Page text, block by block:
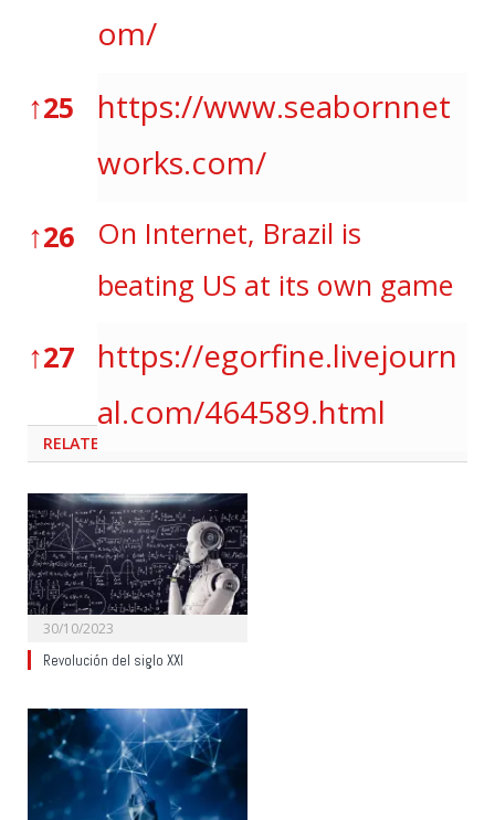
om/
↑25
https://www.seabornnet
works.com/
↑26
On Internet, Brazil is
beating US at its own game
↑27
https://egorfine.livejourn
al.com/464589.html
RELATED
30/10/2023
Revolución del siglo XXI